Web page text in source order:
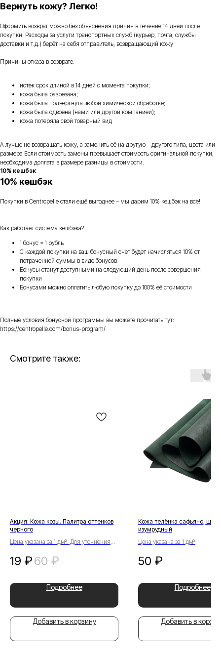
Вернуть кожу? Легко!
Оформить возврат можно без объяснения причин в течение 14 дней после
покупки. Расходы за услуги транспортных служб (курьер, почта, службы
доставки и т.д.) берёт на себя отправитель, возвращающий кожу.
Причины отказа в возврате:
истёк срок длиной в 14 дней с момента покупки;
кожа была разрезана;
кожа была подвергнута любой химической обработке;
кожа была сдвоена (нами или другой компанией);
кожа потеряла свой товарный вид
А лучше не возвращать кожу, а заменить её на другую – другого типа, цвета или
размера Если стоимость замены превышает стоимость оригинальной покупки,
необходима доплата в размере разницы в стоимости.
10% кешбэк
10% кешбэк
Покупки в Centropelle стали ещё выгоднее – мы дарим 10% кешбэк на всё!
Как работает система кешбэка?
1 бонус = 1 рубль
С каждой покупки на ваш бонусный счёт будет начисляться 10% от
потраченной суммы в виде бонусов
Бонусы станут доступными на следующий день после совершения
покупки
Бонусами можно оплатить любую покупку до 100% её стоимости
Полные условия бонусной программы вы можете прочитать тут:
https://centropelle.com/bonus-program/
Смотрите также:
Акция: Кожа козы. Палитра оттенков
черного
Цена указана за 1 дм². Для уточнения
19 ₽60 ₽
Подробнее
Добавить в корзину
Кожа телёнка сафьяно,
изумрудный
Цена указана за 1 дм²
50 ₽
Подробнее
Добавить в